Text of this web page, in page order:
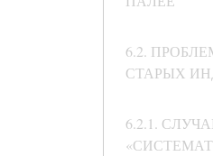
6.2.
СТАРЫХ
6.2.1.